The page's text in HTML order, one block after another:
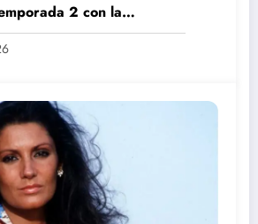
2 con la
María Castro